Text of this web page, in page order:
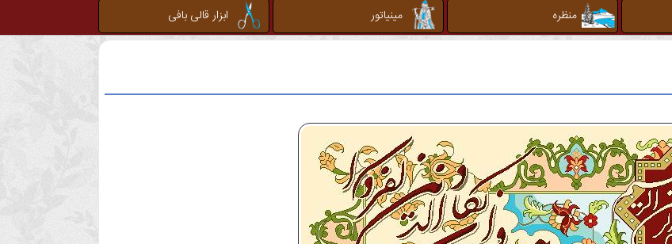
منظره مینیاتور ابزار قالی بافی